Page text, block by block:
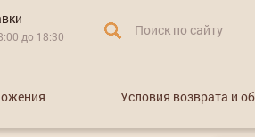
до 18:30
Условия возврата и